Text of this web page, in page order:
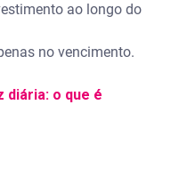
ao longo do
no vencimento.
diária: o que é